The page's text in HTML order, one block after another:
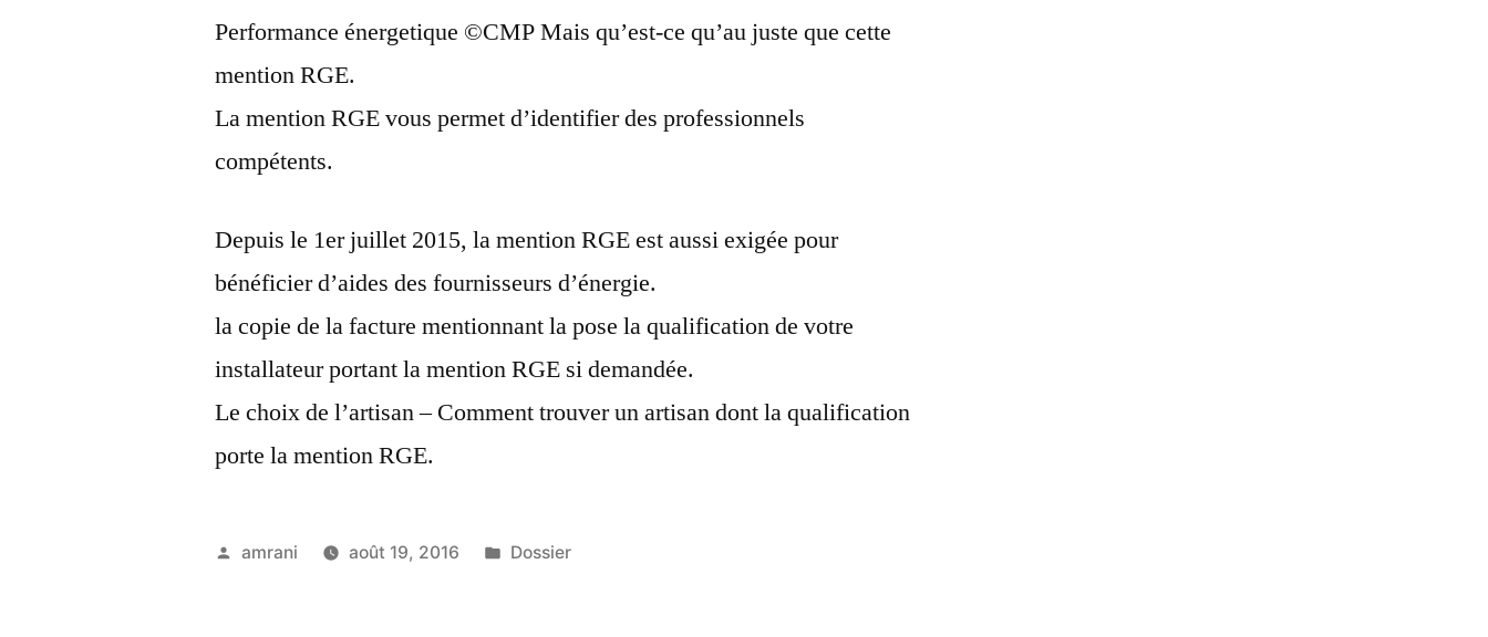
Performance énergetique ©CMP Mais qu’est-ce qu’au juste que cette
mention RGE.
La mention RGE vous permet d’identifier des professionnels
compétents.
Depuis le 1er juillet 2015, la mention RGE est aussi exigée pour
bénéficier d’aides des fournisseurs d’énergie.
la copie de la facture mentionnant la pose la qualification de votre
installateur portant la mention RGE si demandée.
Le choix de l’artisan – Comment trouver un artisan dont la qualification
porte la mention RGE.
Publié
amrani août 19, 2016
Publié
Dossier